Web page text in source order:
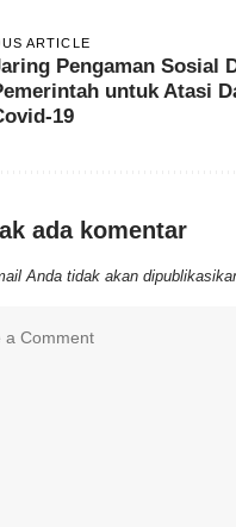
ARTICLE
Pengaman Sosial
untuk Atasi
19
ada komentar
Anda tidak akan